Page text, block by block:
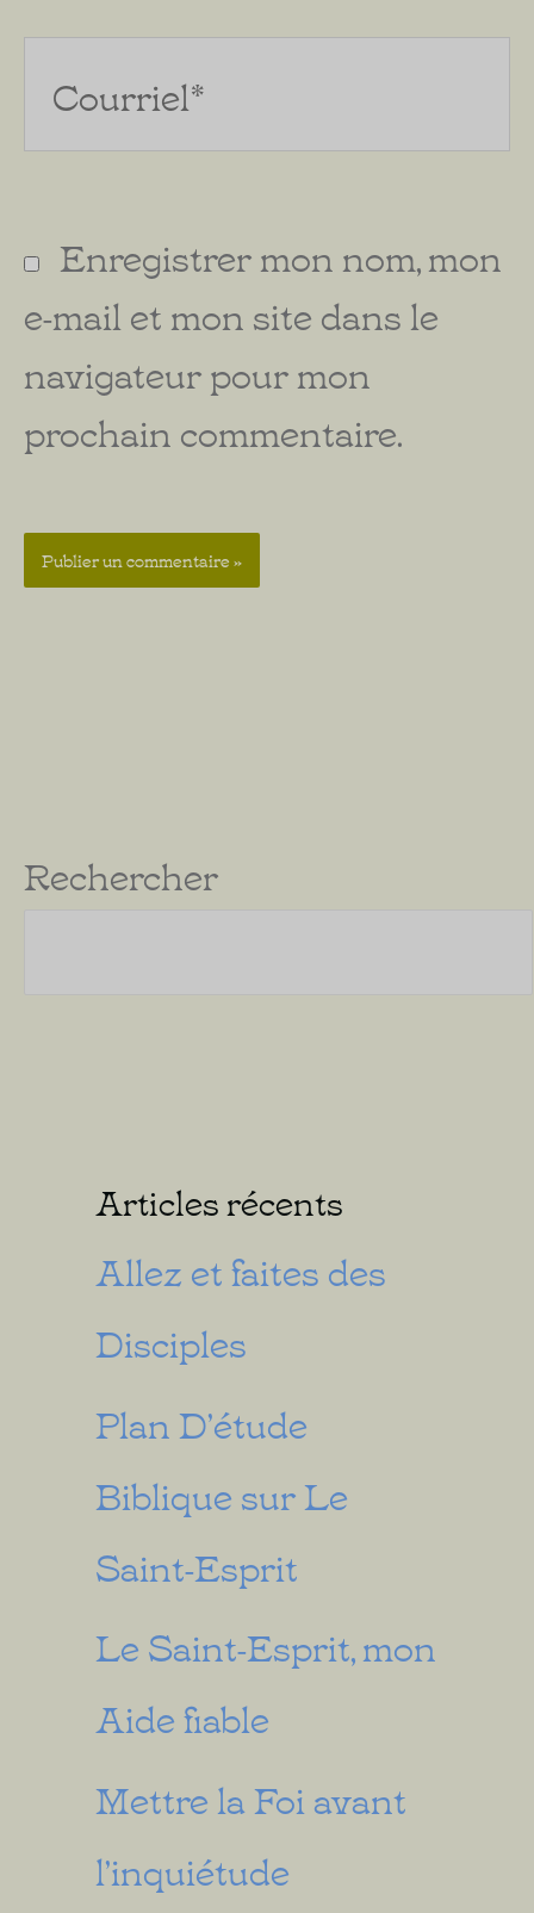
Enregistrer mon nom, mon
e-mail et mon site dans le
navigateur pour mon
prochain commentaire.
Rechercher
Articles récents
Allez et faites des
Disciples
Plan D’étude
Biblique sur Le
Saint-Esprit
Le Saint-Esprit, mon
Aide fiable
Mettre la Foi avant
l’inquiétude